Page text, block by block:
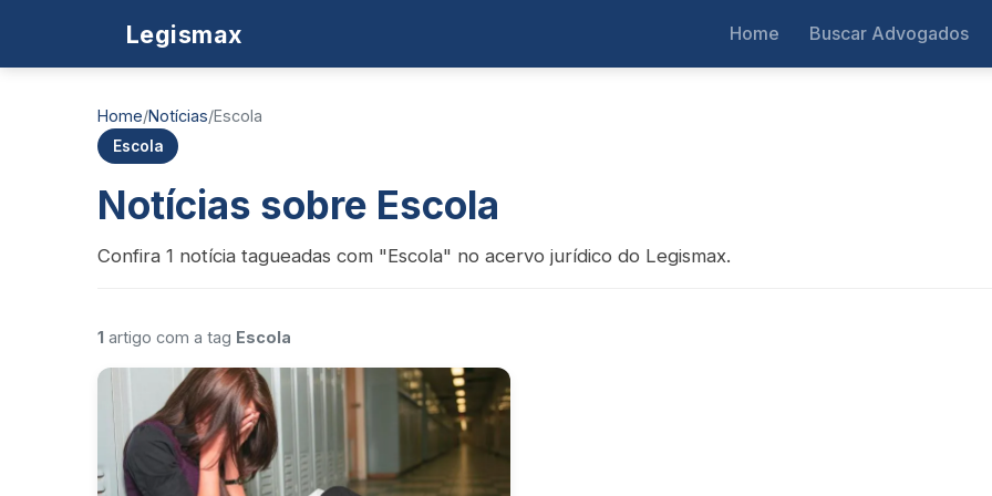
Legismax Home Buscar Advogados
Home/Notícias/Escola
Escola
Notícias sobre Escola
Confira 1 notícia tagueadas com "Escola" no acervo jurídico do Legismax.
1 artigo com a tag Escola